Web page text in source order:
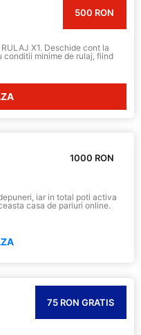
500 RON
X1. Deschide cont la
conditii minime de rulaj, fiind
1000 RON
iar in total poti activa
casa de pariuri online.
75 RON GRATIS